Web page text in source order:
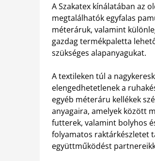
A Szakatex kínálatában az
megtalálhatók egyfalas
méteráruk, valamint
gazdag termékpaletta
szükséges alapanyagukat.
A textileken túl a
elengedhetetlenek a
egyéb méteráru kellékek
anyagaira, amelyek között
futterek, valamint bolyhos
folyamatos raktárkészletet
együttműködést